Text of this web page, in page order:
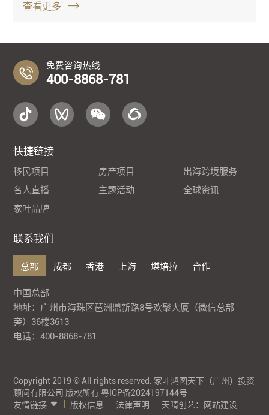
查看更多
免费咨询热线
400-8868-781
快捷链接
移民项目 房产项目
出海跨境服务
名人直播
主题活动
全球资讯
家叶品牌
联系我们
总部 成都 香港 上海 堪培拉 合作
中国总部
地址：广州市海珠区琶洲鼎新路8号欢聚大厦（微信总部
旁）36楼3613
电话：400-8868-781
Copyright 2019 © All rights reserved. 家叶鸿图天下（广州）投资
顾问有限公司 版权所有 粤ICP备2024197144号
友情链接
版权信息 法律声明 天晴创艺： 网站建设